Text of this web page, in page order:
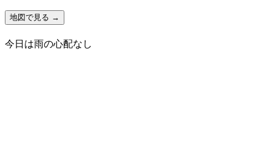
地図で見る →
今日は雨の心配なし